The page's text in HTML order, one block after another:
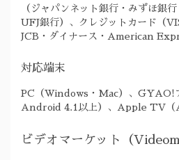
（ジャパンネット銀行・みずほ銀
UFJ銀行）、クレジットカード（
JCB・ダイナース・American
対応端末
PC（Windows・Mac）、GYAO!
Android 4.1以上）、Apple TV（
ビデオマーケット（